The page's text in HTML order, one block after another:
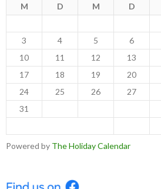
M D M D
3
4 5 6
10
11 12 13
17
18 19 20
24
25 26 27
31
Powered by The Holiday Calendar